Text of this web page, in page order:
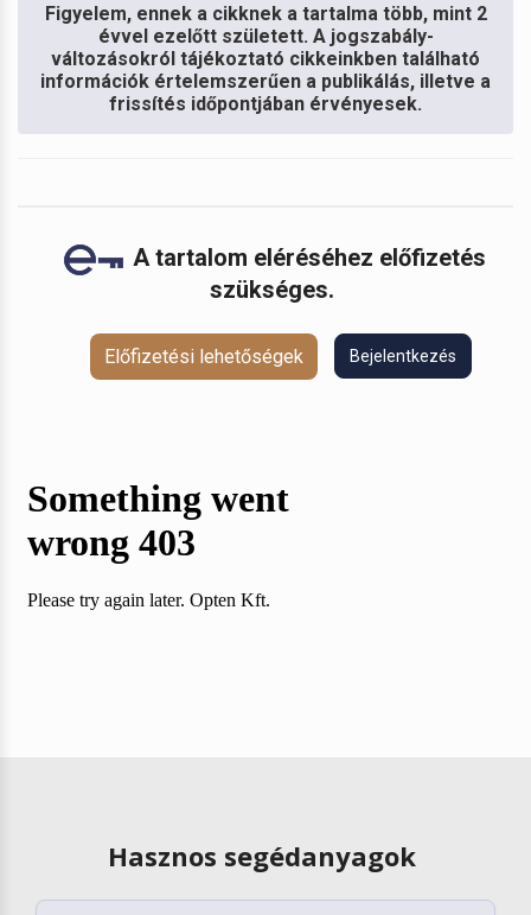
Figyelem, ennek a cikknek a tartalma több, mint 2
évvel ezelőtt született. A jogszabály-
változásokról tájékoztató cikkeinkben található
információk értelemszerűen a publikálás, illetve a
frissítés időpontjában érvényesek.
A tartalom eléréséhez előfizetés
szükséges.
Előfizetési lehetőségek Bejelentkezés
Hasznos segédanyagok